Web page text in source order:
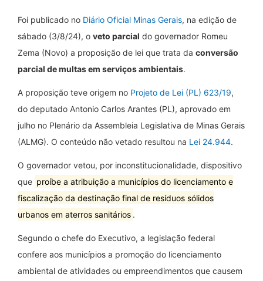
Foi publicado no Diário Oficial Minas Gerais, na edição de
sábado (3/8/24), o veto parcial do governador Romeu
Zema (Novo) a proposição de lei que trata da conversão
parcial de multas em serviços ambientais.
A proposição teve origem no Projeto de Lei (PL) 623/19,
do deputado Antonio Carlos Arantes (PL), aprovado em
julho no Plenário da Assembleia Legislativa de Minas Gerais
(ALMG). O conteúdo não vetado resultou na Lei 24.944.
O governador vetou, por inconstitucionalidade, dispositivo
que proíbe a atribuição a municípios do licenciamento e
fiscalização da destinação final de resíduos sólidos
urbanos em aterros sanitários .
Segundo o chefe do Executivo, a legislação federal
confere aos municípios a promoção do licenciamento
ambiental de atividades ou empreendimentos que causem